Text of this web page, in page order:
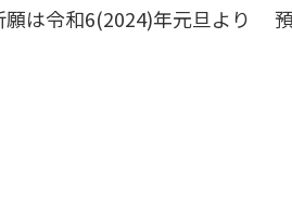
願は令和6(2024)年元旦より